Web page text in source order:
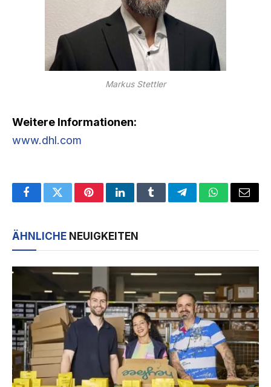
Markus Stettler
Weitere Informationen:
www.dhl.com
FacebookTwitterPinterestLinkedInTumblrTelegramWhatsApp
Email
ÄHNLICHE NEUIGKEITEN